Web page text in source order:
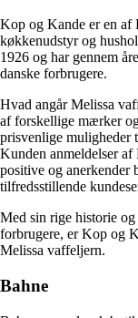
Kop og Kande er en af
køkkenudstyr og
1926 og har gennem
danske forbrugere.
Hvad angår Melissa
af forskellige mærker
prisvenlige muligheder
Kunden anmeldelser
positive og anerkender
tilfredsstillende
Med sin rige historie
forbrugere, er Kop og
Melissa vaffeljern.
Bahne